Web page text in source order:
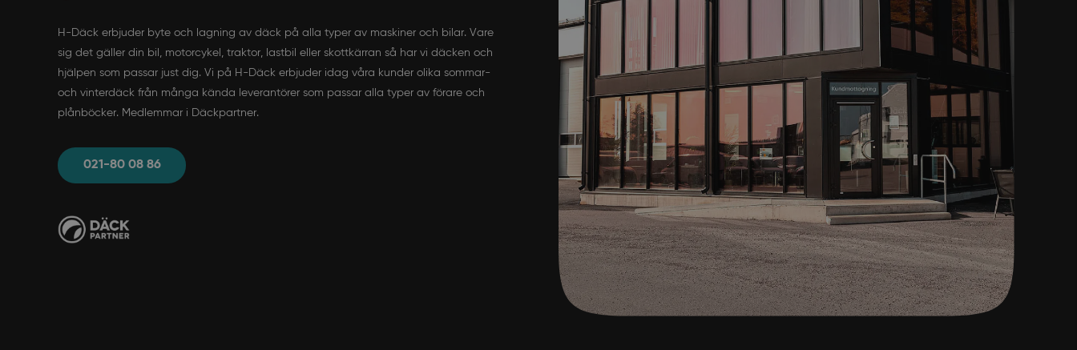
H-Däck erbjuder byte och lagning av däck på alla typer av maskiner och bilar. Vare
sig det gäller din bil, motorcykel, traktor, lastbil eller skottkärran så har vi däcken och
hjälpen som passar just dig. Vi på H-Däck erbjuder idag våra kunder olika sommar-
och vinterdäck från många kända leverantörer som passar alla typer av förare och
plånböcker. Medlemmar i Däckpartner.
021-80 08 86